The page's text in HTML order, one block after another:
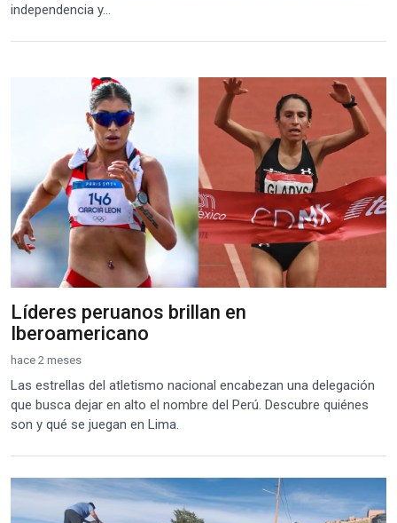
independencia y...
Líderes peruanos brillan en
Iberoamericano
hace 2 meses
Las estrellas del atletismo nacional encabezan una delegación
que busca dejar en alto el nombre del Perú. Descubre quiénes
son y qué se juegan en Lima.